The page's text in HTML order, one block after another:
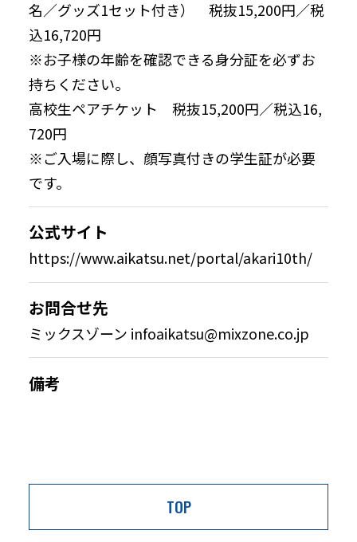
名／グッズ1セット付き） 税抜15,200円／税
込16,720円
※お子様の年齢を確認できる身分証を必ずお
持ちください。
高校生ペアチケット 税抜15,200円／税込16,
720円
※ご入場に際し、顔写真付きの学生証が必要
です。
公式サイト
https://www.aikatsu.net/portal/akari10th/
お問合せ先
ミックスゾーン infoaikatsu@mixzone.co.jp
備考
TOP